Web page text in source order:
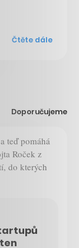
Čtěte dále
Doporučujeme
teď pomáhá
Roček z
do kterých